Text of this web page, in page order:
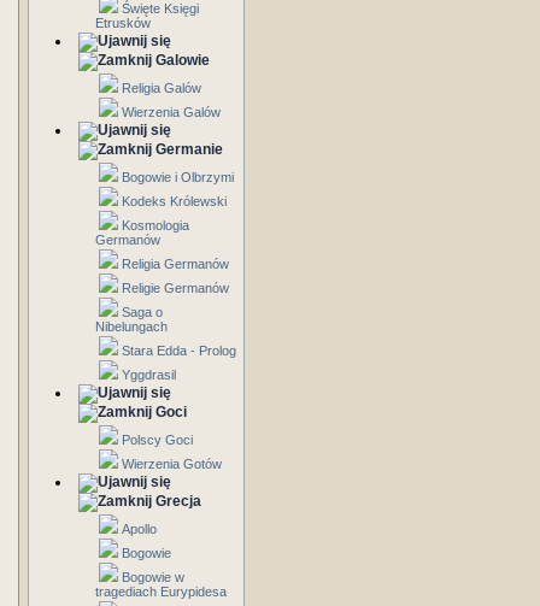
Święte Księgi
Etrusków
Galowie
Religia Galów
Wierzenia Galów
Germanie
Bogowie i Olbrzymi
Kodeks Królewski
Kosmologia
Germanów
Religia Germanów
Religie Germanów
Saga o
Nibelungach
Stara Edda - Prolog
Yggdrasil
Goci
Polscy Goci
Wierzenia Gotów
Grecja
Apollo
Bogowie
Bogowie w
tragediach Eurypidesa